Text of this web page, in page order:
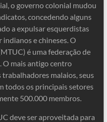
o governo colonial mudou
concedendo alguns
a expulsar esquerdistas
e chineses. O
é uma federação de
O mais antigo centro
malaios, seus
todos os principais setores
500.000 membros.
deve ser aproveitada para